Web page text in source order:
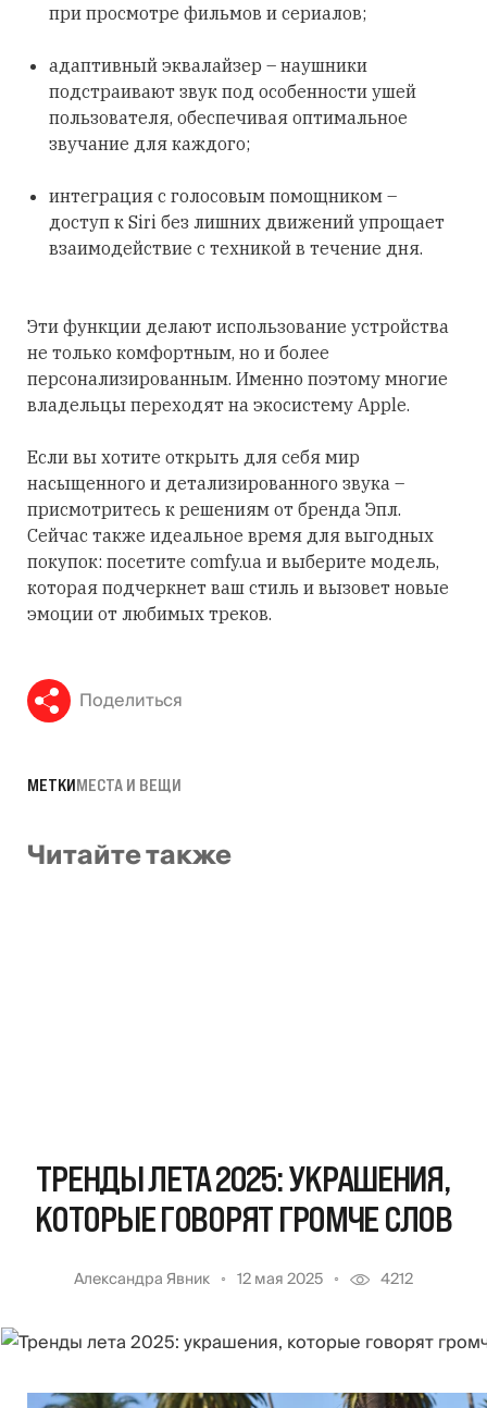
при просмотре фильмов и сериалов;
адаптивный эквалайзер – наушники
подстраивают звук под особенности ушей
пользователя, обеспечивая оптимальное
звучание для каждого;
интеграция с голосовым помощником –
доступ к Siri без лишних движений упрощает
взаимодействие с техникой в течение дня.
Эти функции делают использование устройства
не только комфортным, но и более
персонализированным. Именно поэтому многие
владельцы переходят на экосистему Apple.
Если вы хотите открыть для себя мир
насыщенного и детализированного звука –
присмотритесь к решениям от бренда Эпл.
Сейчас также идеальное время для выгодных
покупок: посетите comfy.ua и выберите модель,
которая подчеркнет ваш стиль и вызовет новые
эмоции от любимых треков.
Поделиться
МЕТКИМЕСТА И ВЕЩИ
Читайте также
ТРЕНДЫ ЛЕТА 2025: УКРАШЕНИЯ,
КОТОРЫЕ ГОВОРЯТ ГРОМЧЕ СЛОВ
Александра Явник 12 мая 2025 4212